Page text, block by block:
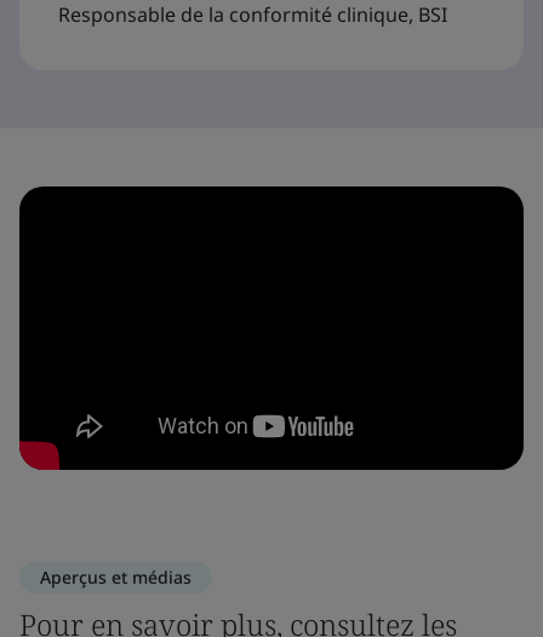
Responsable de la conformité clinique, BSI
Aperçus et médias
Pour en savoir plus, consultez les